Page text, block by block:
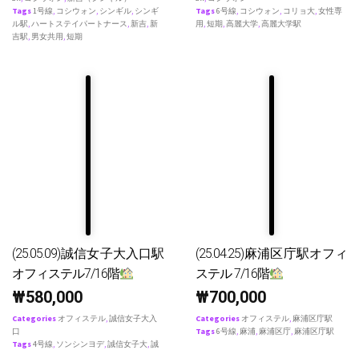
Tags1号線, コシウォン, シンギル, シンギ
ル駅,ハートステイパートナース,新吉,新
吉駅, 男女共用,短期
Tags6号線, コシウォン, コリョ大,女性専
用,短期,高麗大学,高麗大学駅
(25.05.09)誠信女子大入口駅
オフィステル7/16階
₩580,000
Categories オフィステル 誠信女子大入
口
Tags4号線 ソンシンヨデ 誠信女子大 誠
(25.04.25)麻浦区庁駅オフィ
ステル 7/16階
₩700,000
Categories オフィステル 麻浦区庁駅
Tags6号線 麻浦 麻浦区庁 麻浦区庁駅